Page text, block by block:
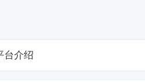
台介绍